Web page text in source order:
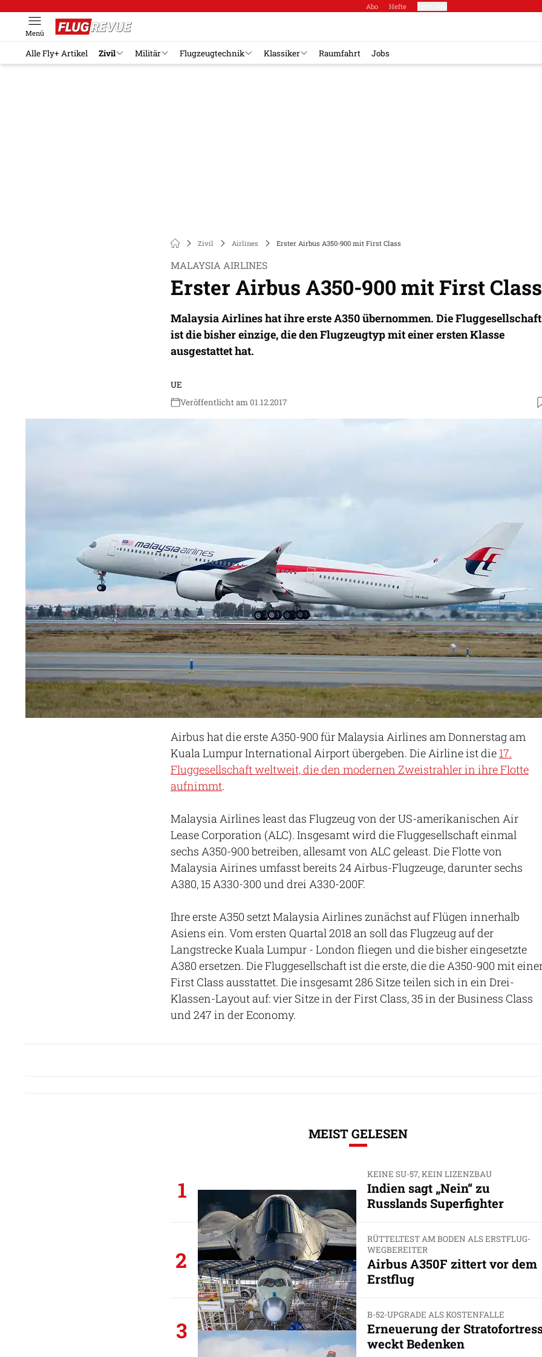
Abo Hefte
Menü
Alle Fly+ Artikel Zivil Militär Flugzeugtechnik Klassiker Raumfahrt Jobs
Zivil Airlines Erster Airbus A350-900 mit First Class
MALAYSIA AIRLINES
Erster Airbus A350-900 mit First Class
Malaysia Airlines hat ihre erste A350 übernommen. Die Fluggesellschaft
ist die bisher einzige, die den Flugzeugtyp mit einer ersten Klasse
ausgestattet hat.
UE
Veröffentlicht am 01.12.2017
Airbus hat die erste A350-900 für Malaysia Airlines am Donnerstag am
Kuala Lumpur International Airport übergeben. Die Airline ist die17.
Fluggesellschaft weltweit, die den modernen Zweistrahler in ihre Flotte
aufnimmt.
Malaysia Airlines least das Flugzeug von der US-amerikanischen Air
Lease Corporation (ALC). Insgesamt wird die Fluggesellschaft einmal
sechs A350-900 betreiben, allesamt von ALC geleast. Die Flotte von
Malaysia Airines umfasst bereits 24 Airbus-Flugzeuge, darunter sechs
A380, 15 A330-300 und drei A330-200F.
Ihre erste A350 setzt Malaysia Airlines zunächst auf Flügen innerhalb
Asiens ein. Vom ersten Quartal 2018 an soll das Flugzeug auf der
Langstrecke Kuala Lumpur - London fliegen und die bisher eingesetzte
A380 ersetzen. Die Fluggesellschaft ist die erste, die die A350-900 mit
First Class ausstattet. Die insgesamt 286 Sitze teilen sich in ein Drei-
Klassen-Layout auf: vier Sitze in der First Class, 35 in der Business Class
und 247 in der Economy.
MEIST GELESEN
1
KEINE SU-57, KEIN LIZENZBAU
Indien sagt „Nein“ zu
Russlands Superfighter
2
RÜTTELTEST AM BODEN ALS ERSTFLUG-
WEGBEREITER
Airbus A350F zittert vor dem
Erstflug
3
B-52-UPGRADE ALS KOSTENFALLE
Erneuerung der
weckt Bedenken